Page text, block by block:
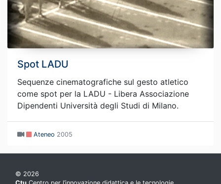
Spot LADU
Sequenze cinematografiche sul gesto atletico
come spot per la LADU - Libera Associazione
Dipendenti Università degli Studi di Milano.
Ateneo 2005
© 2026